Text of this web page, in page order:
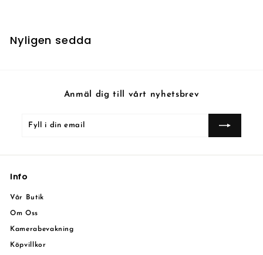
Nyligen sedda
Anmäl dig till vårt nyhetsbrev
Fyll
email
Prenumerera
Info
Vår Butik
Om Oss
Kamerabevakning
Köpvillkor